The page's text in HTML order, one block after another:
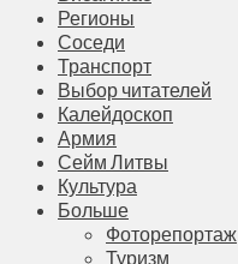
Регионы
Соседи
Транспорт
Выбор читателей
Калейдоскоп
Армия
Сейм Литвы
Культура
Больше
Фоторепортаж
Туризм